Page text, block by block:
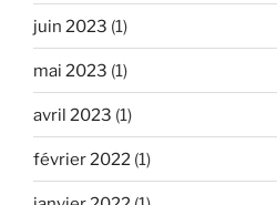
juin 2023 (1)
mai 2023 (1)
avril 2023 (1)
février 2022 (1)